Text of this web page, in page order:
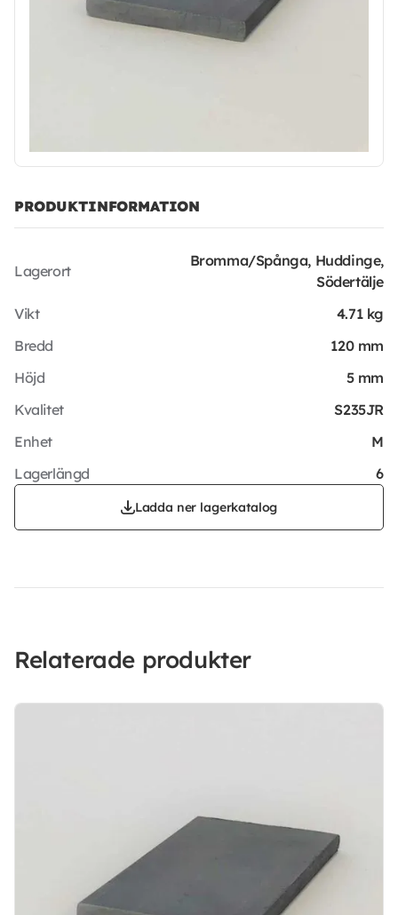
PRODUKTINFORMATION
Lagerort
Bromma/Spånga, Huddinge,
Södertälje
Vikt
4.71 kg
Bredd
120 mm
Höjd
5 mm
Kvalitet
S235JR
Enhet
M
Lagerlängd
6
Ladda ner lagerkatalog
Relaterade produkter